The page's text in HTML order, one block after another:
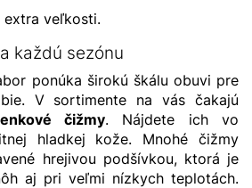
extra veľkosti.
každú sezónu
ponúka širokú škálu obuvi pre
V sortimente na vás čakajú
čižmy. Nájdete ich vo
hladkej kože. Mnohé čižmy
hrejivou podšívkou, ktorá je
aj pri veľmi nízkych teplotách.